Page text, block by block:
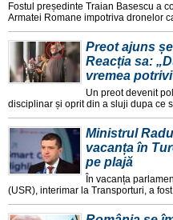
Fostul președinte Traian Basescu a
Armatei Romane impotriva dronelor
Preot ajuns
Reacția sa:
vremea
Un preot devenit
disciplinar și oprit din a sluji dupa ce
Ministrul
vacanța în
pe plajă
În vacanța
(USR), interimar la Transporturi, a